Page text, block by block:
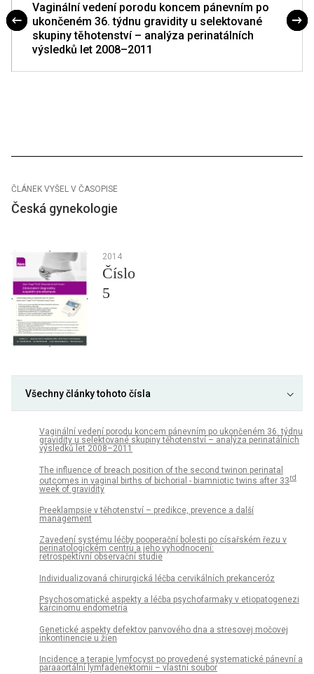
Vaginální vedení porodu koncem pánevním po
ukončeném 36. týdnu gravidity u selektované
skupiny těhotenství – analýza perinatálních
výsledků let 2008–2011
ČLÁNEK VYŠEL V ČASOPISE
Česká gynekologie
2014
Číslo
5
Všechny články tohoto čísla
Vaginální vedení porodu koncem pánevním po ukončeném 36. týdnu
gravidity u selektované skupiny těhotenství – analýza perinatálních
výsledků let 2008–2011
The influence of breach position of the second twinon perinatal
outcomes in vaginal births of bichorial - biamniotic twins after 33rd
week of gravidity
Preeklampsie v těhotenství – predikce, prevence a další
management
Zavedení systému léčby pooperační bolesti po císařském řezu v
perinatologickém centru a jeho vyhodnocení:
retrospektivní observační studie
Individualizovaná chirurgická léčba cervikálních prekanceróz
Psychosomatické aspekty a léčba psychofarmaky v etiopatogenezi
karcinomu endometria
Genetické aspekty defektov panvového dna a stresovej močovej
inkontinencie u žien
Incidence a terapie lymfocyst po provedené systematické pánevní a
paraaortální lymfadenektomii – vlastní soubor